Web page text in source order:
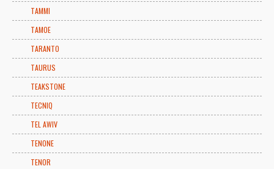
TAMMI
TAMOE
TARANTO
TAURUS
TEAKSTONE
TECNIQ
TEL AWIV
TENONE
TENOR